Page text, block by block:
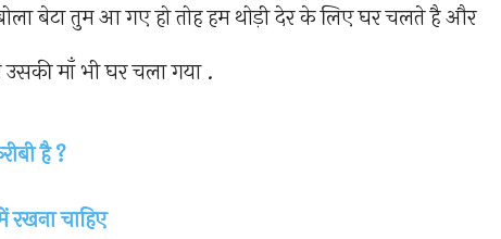
बेटा तुम आ गए हो तोह हम थोड़ी देर के लिए घर चलते है और
माँ भी घर चला गया .
है ?
चाहिए